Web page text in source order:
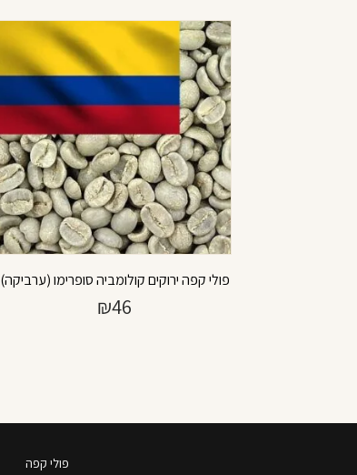
פולי קפה ירוקים קולומביה סופרימו (ערביקה)
₪46
פולי קפה